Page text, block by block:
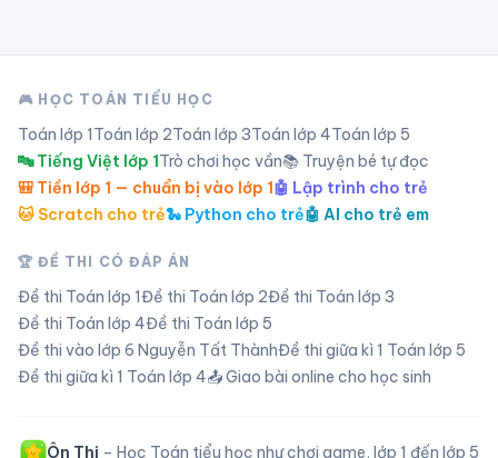
🎮 HỌC TOÁN TIỂU HỌC
Toán lớp 1 Toán lớp 2Toán lớp 3Toán lớp 4Toán lớp 5
🔤 Tiếng Việt lớp 1Trò chơi học vần📚 Truyện bé tự đọc
🎒 Tiền lớp 1 — chuẩn bị vào lớp 1🤖 Lập trình cho trẻ
🐱 Scratch cho trẻ🐍 Python cho trẻ🤖 AI cho trẻ em
🏆 ĐỀ THI CÓ ĐÁP ÁN
Đề thi Toán lớp 1Đề thi Toán lớp 2Đề thi Toán lớp 3
Đề thi Toán lớp 4Đề thi Toán lớp 5
Đề thi vào lớp 6 Nguyễn Tất ThànhĐề thi giữa kì 1 Toán lớp 5
Đề thi giữa kì 1 Toán lớp 4📤 Giao bài online cho học sinh
Ôn Thi – Học Toán tiểu học như chơi game, lớp 1 đến lớp 5